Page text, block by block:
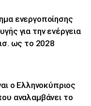
ενεργοποίησης
για την ενέργεια
ως το 2028
ο Ελληνοκύπριος
αναλαμβάνει το